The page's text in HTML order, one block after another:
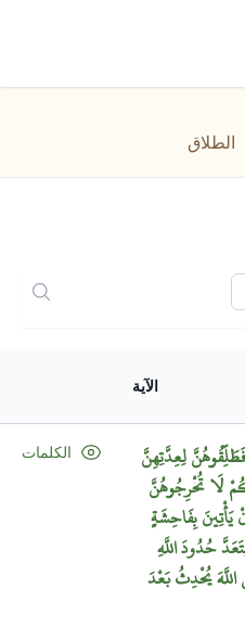
الطلاق
الآية
فَطَلِّقُوهُنَّلِعِدَّتِهِنَّ
لَاتُخْرِجُوهُنَّ
يَأْتِينَبِفَاحِشَةٍ
حُدُودَاللَّهِ
اللَّهَيُحْدِثُبَعْدَ
الكلمات